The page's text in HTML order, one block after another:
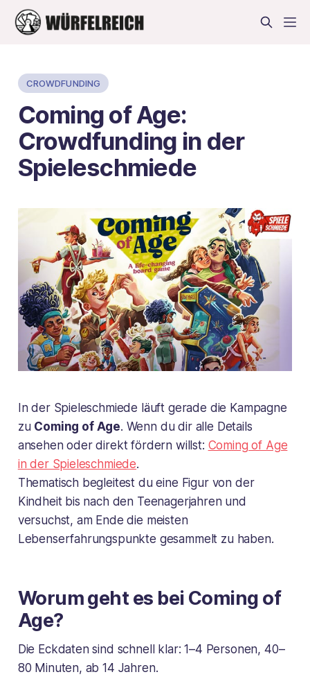
CROWDFUNDING
Coming of Age:
Crowdfunding in der
Spieleschmiede
In der Spieleschmiede läuft gerade die Kampagne
zu Coming of Age. Wenn du dir alle Details
ansehen oder direkt fördern willst: Coming of Age
in der Spieleschmiede.
Thematisch begleitest du eine Figur von der
Kindheit bis nach den Teenagerjahren und
versuchst, am Ende die meisten
Lebenserfahrungspunkte gesammelt zu haben.
Worum geht es bei Coming of
Age?
Die Eckdaten sind schnell klar: 1–4 Personen, 40–
80 Minuten, ab 14 Jahren.